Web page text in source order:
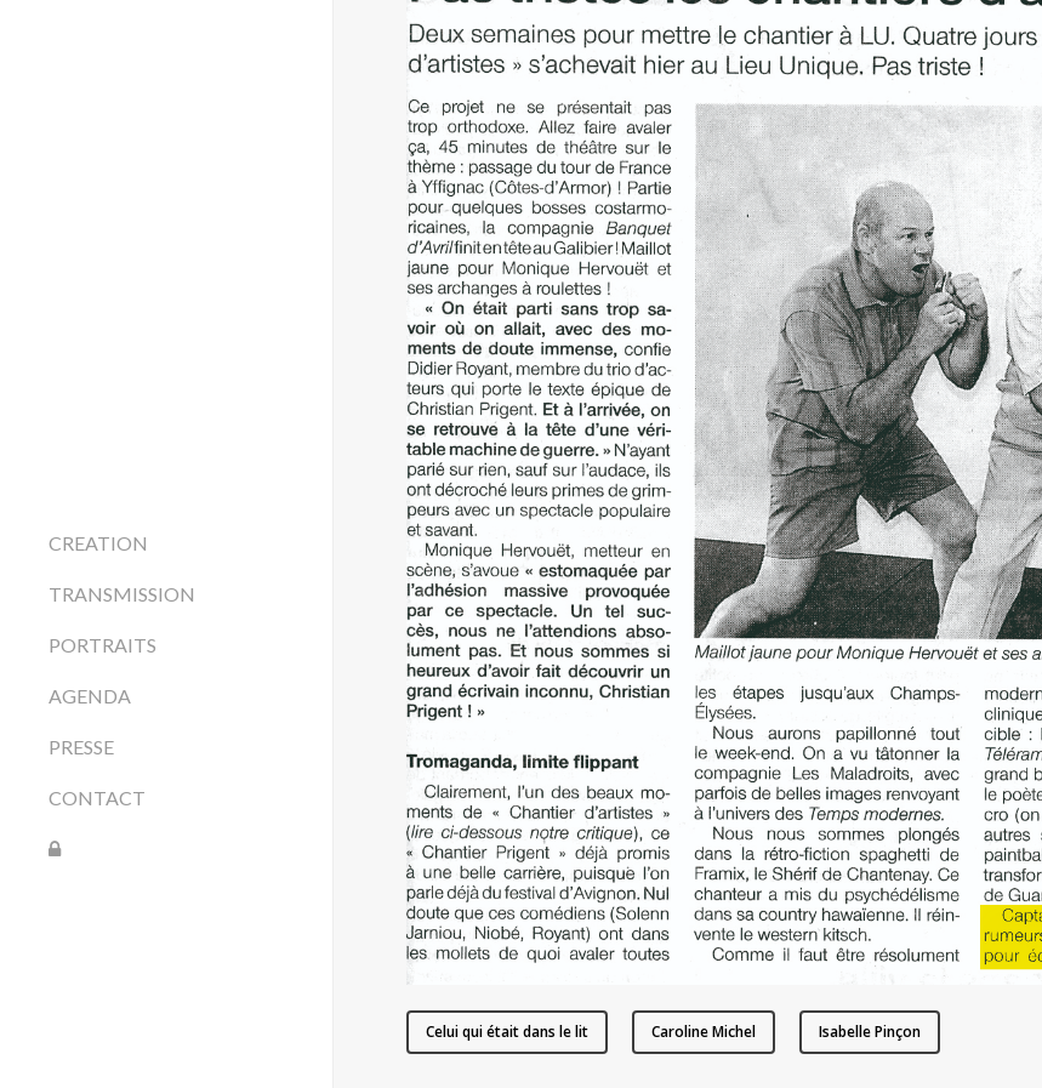
CREATION
TRANSMISSION
PORTRAITS
AGENDA
PRESSE
CONTACT
Celui qui était dans le lit Caroline Michel Isabelle Pinçon